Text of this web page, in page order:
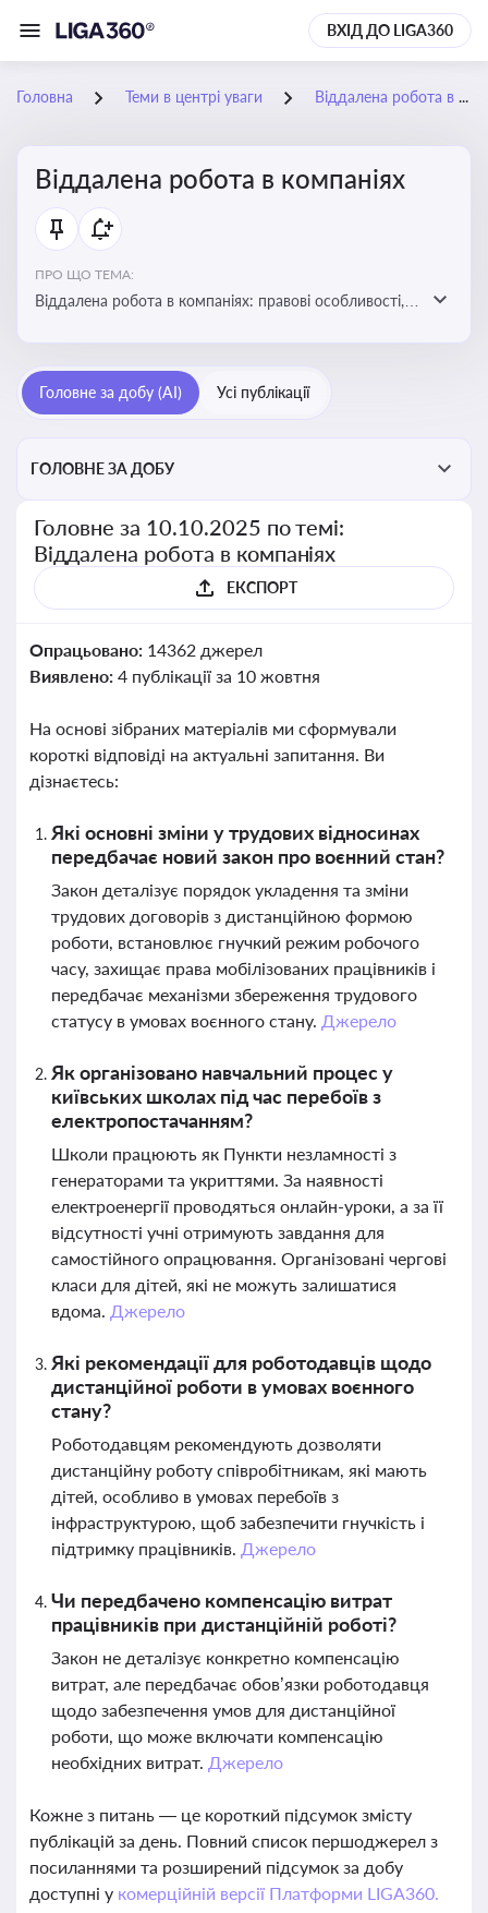
ВХІД ДО LIGA360
Головна Теми в центрі уваги Віддалена робота в компаніях
Віддалена робота в компаніях
ПРО ЩО ТЕМА:
Віддалена робота в компаніях: правові особливості,
Головне за добу (AI) Усі публікації
ГОЛОВНЕ ЗА ДОБУ
Головне за 10.10.2025 по темі:
Віддалена робота в компаніях
ЕКСПОРТ
Опрацьовано: 14362 джерел
Виявлено: 4 публікації за 10 жовтня
На основі зібраних матеріалів ми сформували
короткі відповіді на актуальні запитання. Ви
дізнаєтесь:
Які основні зміни у трудових відносинах
передбачає новий закон про воєнний стан?
Закон деталізує порядок укладення та зміни
трудових договорів з дистанційною формою
роботи, встановлює гнучкий режим робочого
часу, захищає права мобілізованих працівників і
передбачає механізми збереження трудового
статусу в умовах воєнного стану. Джерело
Як організовано навчальний процес у
київських школах під час перебоїв з
електропостачанням?
Школи працюють як Пункти незламності з
генераторами та укриттями. За наявності
електроенергії проводяться онлайн-уроки, а за її
відсутності учні отримують завдання для
самостійного опрацювання. Організовані чергові
класи для дітей, які не можуть залишатися
вдома. Джерело
Які рекомендації для роботодавців щодо
дистанційної роботи в умовах воєнного
стану?
Роботодавцям рекомендують дозволяти
дистанційну роботу співробітникам, які мають
дітей, особливо в умовах перебоїв з
інфраструктурою, щоб забезпечити гнучкість і
підтримку працівників. Джерело
Чи передбачено компенсацію витрат
працівників при дистанційній роботі?
Закон не деталізує конкретно компенсацію
витрат, але передбачає обов’язки роботодавця
щодо забезпечення умов для дистанційної
роботи, що може включати компенсацію
необхідних витрат. Джерело
Кожне з питань — це короткий підсумок змісту
публікацій за день. Повний список першоджерел з
посиланнями та розширений підсумок за добу
доступні у комерційній версії Платформи LIGA360.